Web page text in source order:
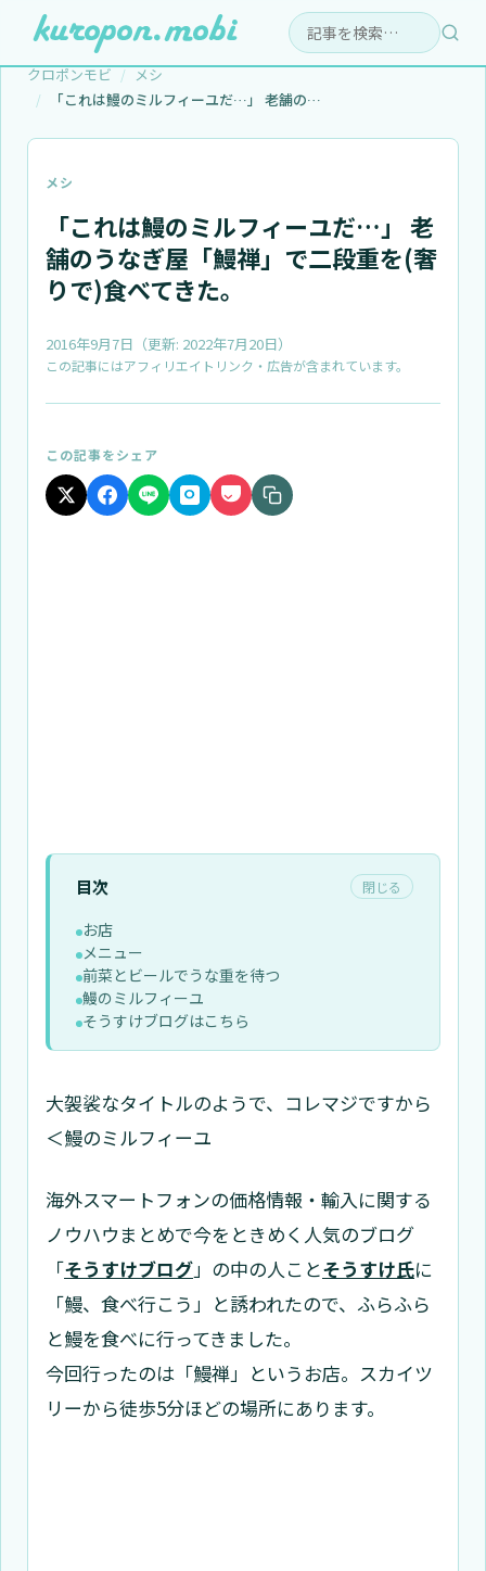
検索:
クロポンモビ
メシ
「これは鰻のミルフィーユだ…」 老舗のう…
メシ
「これは鰻のミルフィーユだ…」 老
舗のうなぎ屋「鰻禅」で二段重を(奢
りで)食べてきた。
2016年9月7日 （更新: 2022年7月20日）
この記事にはアフィリエイトリンク・広告が含まれています。
この記事をシェア
目次 閉じる
お店
メニュー
前菜とビールでうな重を待つ
鰻のミルフィーユ
そうすけブログはこちら
大袈裟なタイトルのようで、コレマジですから
＜鰻のミルフィーユ
海外スマートフォンの価格情報・輸入に関する
ノウハウまとめで今をときめく人気のブログ
「そうすけブログ」の中の人ことそうすけ氏に
「鰻、食べ行こう」と誘われたので、ふらふら
と鰻を食べに行ってきました。
今回行ったのは「鰻禅」というお店。スカイツ
リーから徒歩5分ほどの場所にあります。